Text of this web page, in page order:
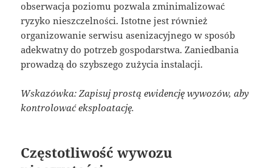
obserwacja poziomu pozwala zminimalizować
ryzyko nieszczelności. Istotne jest również
organizowanie serwisu asenizacyjnego w sposób
adekwatny do potrzeb gospodarstwa. Zaniedbania
prowadzą do szybszego zużycia instalacji.
Wskazówka: Zapisuj prostą ewidencję wywozów, aby
kontrolować eksploatację.
Częstotliwość wywozu